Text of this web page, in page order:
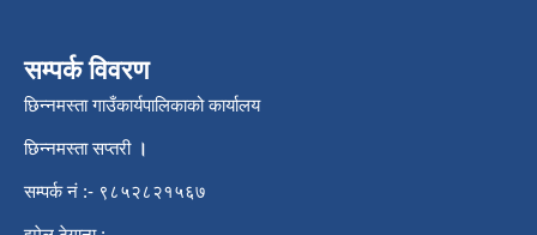
सम्पर्क विवरण
छिन्नमस्ता गाउँकार्यपालिकाको कार्यालय
छिन्नमस्ता सप्तरी ।
सम्पर्क नं :- ९८५२८२१५६७